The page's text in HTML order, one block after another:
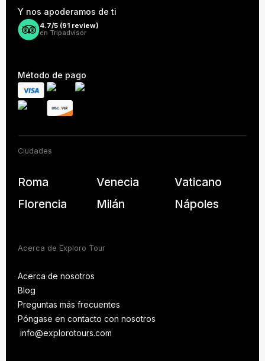
Y nos apoderamos de ti
4.7/5 (91review)
en Tripadvisor
Método de pago
Ciudades
Roma Venecia
Vaticano
Florencia
Milán Nápoles
Acerca de Exploro Tour
Acerca de nosotros
Acerca de nosotros
Blog
Blog
Preguntas más frecuentes
PREGUNTAS MÁS
FRECUENTES
Póngase en contacto con nosotros
Póngase en contacto con nosotros
info@explorotours.com